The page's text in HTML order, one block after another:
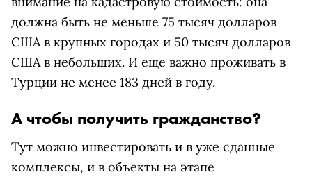
должна быть не меньше 75 тысяч долларов
США в крупных городах и 50 тысяч долларов
США в небольших. И еще важно проживать в
Турции не менее 183 дней в году.
А чтобы получить гражданство?
Тут можно инвестировать и в уже сданные
комплексы, и в объекты на этапе